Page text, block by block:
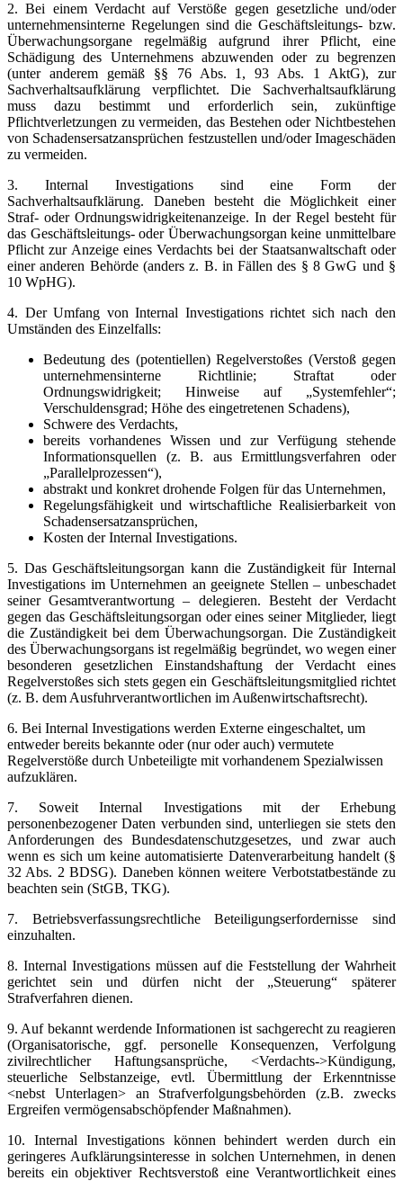
2. Bei einem Verdacht auf Verstöße gegen gesetzliche und/oder
unternehmensinterne Regelungen sind die Geschäftsleitungs- bzw.
Überwachungsorgane regelmäßig aufgrund ihrer Pflicht, eine
Schädigung des Unternehmens abzuwenden oder zu begrenzen
(unter anderem gemäß §§ 76 Abs. 1, 93 Abs. 1 AktG), zur
Sachverhaltsaufklärung verpflichtet. Die Sachverhaltsaufklärung
muss dazu bestimmt und erforderlich sein, zukünftige
Pflichtverletzungen zu vermeiden, das Bestehen oder Nichtbestehen
von Schadensersatzansprüchen festzustellen und/oder Imageschäden
zu vermeiden.
3. Internal Investigations sind eine Form der
Sachverhaltsaufklärung. Daneben besteht die Möglichkeit einer
Straf- oder Ordnungswidrigkeitenanzeige. In der Regel besteht für
das Geschäftsleitungs- oder Überwachungsorgan keine unmittelbare
Pflicht zur Anzeige eines Verdachts bei der Staatsanwaltschaft oder
einer anderen Behörde (anders z. B. in Fällen des § 8 GwG und §
10 WpHG).
4. Der Umfang von Internal Investigations richtet sich nach den
Umständen des Einzelfalls:
Bedeutung des (potentiellen) Regelverstoßes (Verstoß gegen
unternehmensinterne Richtlinie; Straftat oder
Ordnungswidrigkeit; Hinweise auf „Systemfehler“;
Verschuldensgrad; Höhe des eingetretenen Schadens),
Schwere des Verdachts,
bereits vorhandenes Wissen und zur Verfügung stehende
Informationsquellen (z. B. aus Ermittlungsverfahren oder
„Parallelprozessen“),
abstrakt und konkret drohende Folgen für das Unternehmen,
Regelungsfähigkeit und wirtschaftliche Realisierbarkeit von
Schadensersatzansprüchen,
Kosten der Internal Investigations.
5. Das Geschäftsleitungsorgan kann die Zuständigkeit für Internal
Investigations im Unternehmen an geeignete Stellen – unbeschadet
seiner Gesamtverantwortung – delegieren. Besteht der Verdacht
gegen das Geschäftsleitungsorgan oder eines seiner Mitglieder, liegt
die Zuständigkeit bei dem Überwachungsorgan. Die Zuständigkeit
des Überwachungsorgans ist regelmäßig begründet, wo wegen einer
besonderen gesetzlichen Einstandshaftung der Verdacht eines
Regelverstoßes sich stets gegen ein Geschäftsleitungsmitglied richtet
(z. B. dem Ausfuhrverantwortlichen im Außenwirtschaftsrecht).
6. Bei Internal Investigations werden Externe eingeschaltet, um
entweder bereits bekannte oder (nur oder auch) vermutete
Regelverstöße durch Unbeteiligte mit vorhandenem Spezialwissen
aufzuklären.
7. Soweit Internal Investigations mit der Erhebung
personenbezogener Daten verbunden sind, unterliegen sie stets den
Anforderungen des Bundesdatenschutzgesetzes, und zwar auch
wenn es sich um keine automatisierte Datenverarbeitung handelt (§
32 Abs. 2 BDSG). Daneben können weitere Verbotstatbestände zu
beachten sein (StGB, TKG).
7. Betriebsverfassungsrechtliche Beteiligungserfordernisse sind
einzuhalten.
8. Internal Investigations müssen auf die Feststellung der Wahrheit
gerichtet sein und dürfen nicht der „Steuerung“ späterer
Strafverfahren dienen.
9. Auf bekannt werdende Informationen ist sachgerecht zu reagieren
(Organisatorische, ggf. personelle Konsequenzen, Verfolgung
zivilrechtlicher Haftungsansprüche, <Verdachts->Kündigung,
steuerliche Selbstanzeige, evtl. Übermittlung der Erkenntnisse
<nebst Unterlagen> an Strafverfolgungsbehörden (z.B. zwecks
Ergreifen vermögensabschöpfender Maßnahmen).
10. Internal Investigations können behindert werden durch ein
geringeres Aufklärungsinteresse in solchen Unternehmen, in denen
bereits ein objektiver Rechtsverstoß eine Verantwortlichkeit eines